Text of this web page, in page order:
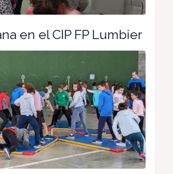
en el CIP FP Lumbier